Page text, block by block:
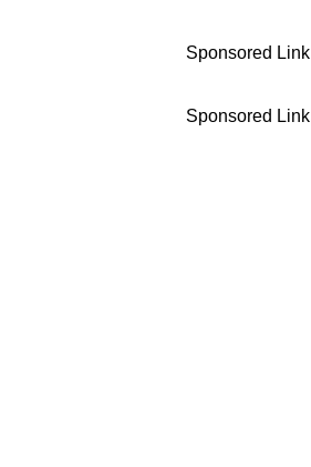
Sponsored Link
Sponsored Link